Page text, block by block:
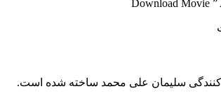
Download Movie ”
کنندگی سلیمان علی محمد ساخته شده است.